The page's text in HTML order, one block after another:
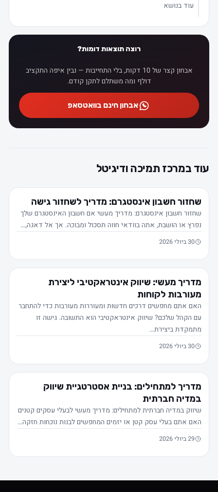
עוד בנושא
רוצה תוצאות דומות?
אבחון קצר של 10 דקות, בלי התחייבות — נבין איפה התקציב
דולף ומה משתלם לתקן קודם.
אבחון חינם בוואטסאפ
עוד במרכז תמיכה ודיגיטל
שחזור חשבון אינסטגרם: מדריך לשחזור גישה
שחזור חשבון אינסטגרם: מדריך מעשי אם חשבון האינסטגרם שלך
נפרץ או הושבת, אתה בוודאי חווה תסכול ומבוכה. אך אל דאגה,…
30 ביולי 2026
מדריך מעשי: שיווק אינטראקטיבי ליצירת
מעורבות לקוחות
האם אתם מחפשים דרכים חדשות ומעוררות מעורבות כדי להתחבר
עם הקהל שלכם? שיווק אינטראקטיבי הוא התשובה. גישה זו
מתמקדת ביצירת…
30 ביולי 2026
מדריך למתחילים: בניית אסטרטגיית שיווק
במדיה חברתית
שיווק במדיה חברתית למתחילים: מדריך מעשי לבעלי עסקים קטנים
האם אתם בעלי עסק קטן או יזמים המחפשים לבנות נוכחות חזקה…
29 ביולי 2026